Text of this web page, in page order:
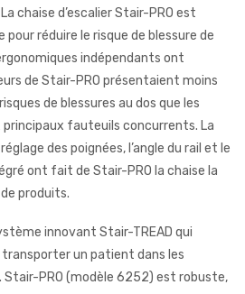
chaise d’escalier Stair-PRO est
réduire le risque de blessure de
indépendants ont
de Stair-PRO présentaient moins
de blessures au dos que les
principaux fauteuils concurrents. La
des poignées, l’angle du rail et le
ont fait de Stair-PRO la chaise la
produits.
innovant Stair-TREAD qui
un patient dans les
Stair-PRO (modèle 6252) est robuste,